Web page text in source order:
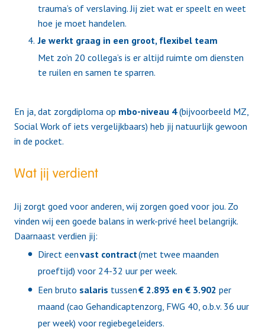
trauma’s of verslaving. Jij ziet wat er speelt en weet
hoe je moet handelen.
Je werkt graag in een groot, flexibel team
Met zo’n 20 collega’s is er altijd ruimte om diensten
te ruilen en samen te sparren.
En ja, dat zorgdiploma op mbo-niveau 4(bijvoorbeeld MZ,
Social Work of iets vergelijkbaars) heb jij natuurlijk gewoon
in de pocket.
Wat jij verdient
Jij zorgt goed voor anderen, wij zorgen goed voor jou. Zo
vinden wij een goede balans in werk-privé heel belangrijk.
Daarnaast verdien jij:
Direct eenvast contract(met twee maanden
proeftijd) voor 24-32 uur per week.
Een bruto salaris tussen€ 2.893 en € 3.902 per
maand (cao Gehandicaptenzorg, FWG 40, o.b.v. 36 uur
per week) voor regiebegeleiders.